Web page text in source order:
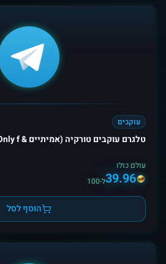
עוקבים
טלגרם עוקבים טורקיה (אמיתיים & Active, Only fאו groups)
עולם כולו
39.96ל-100
הוסף לסל